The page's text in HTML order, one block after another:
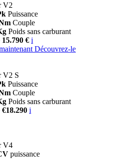
V2
Puissance
Couple
Poids sans carburant
€ i
Découvrez-le
V2 S
Puissance
Couple
Poids sans carburant
i
V4
puissance